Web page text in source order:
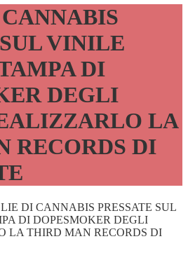
VINILE
DI
DEGLI
LA
RECORDS DI
DI CANNABIS PRESSATE SUL
DI DOPESMOKER DEGLI
LA THIRD MAN RECORDS DI